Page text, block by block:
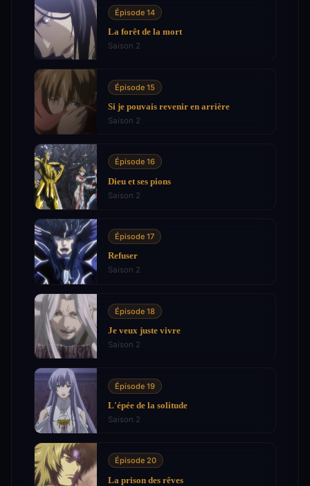
Épisode 14
La forêt de la mort
Saison 2
Épisode 15
Si je pouvais revenir en arrière
Saison 2
Épisode 16
Dieu et ses pions
Saison 2
Épisode 17
Refuser
Saison 2
Épisode 18
Je veux juste vivre
Saison 2
Épisode 19
L'épée de la solitude
Saison 2
Épisode 20
La prison des rêves